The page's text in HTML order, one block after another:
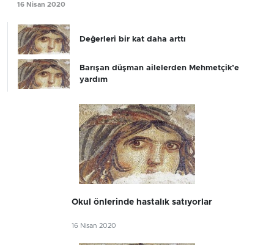
16 Nisan 2020
Değerleri bir kat daha arttı
Barışan düşman ailelerden Mehmetçik’e
yardım
Okul önlerinde hastalık satıyorlar
16 Nisan 2020